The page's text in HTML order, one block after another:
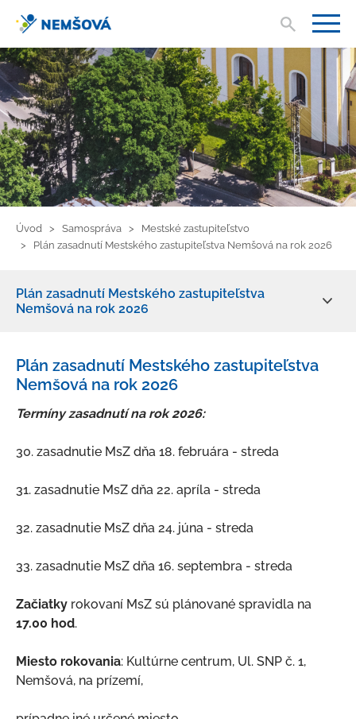
Úvod Samospráva
Mestské zastupiteľstvo
Plán zasadnutí Mestského zastupiteľstva Nemšová na rok 2026
Plán zasadnutí Mestského zastupiteľstva
Nemšová na rok 2026
Mestské zastupiteľstvo
Účasť poslancov na MsZ
Rokovací poriadok a poriadok odmeňovania
na rok 2026
Hlavný kontrolór
Všeobecne záväzné nariadenia
Plán zasadnutí Mestského zastupiteľstva
Nemšová na rok 2026
Termíny zasadnutí na rok 2026:
30. zasadnutie MsZ dňa 18. februára - streda
31. zasadnutie MsZ dňa 22. apríla - streda
32. zasadnutie MsZ dňa 24. júna - streda
33. zasadnutie MsZ dňa 16. septembra - streda
Začiatky rokovaní MsZ sú plánované spravidla na
17.00 hod.
Miesto rokovania: Kultúrne centrum, Ul. SNP č. 1,
Nemšová, na prízemí,